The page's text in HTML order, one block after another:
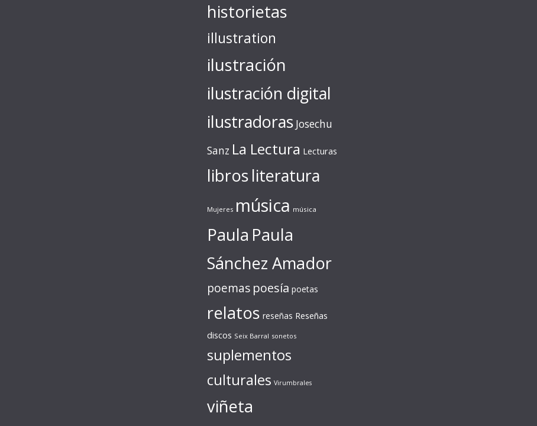
historietas
illustration
ilustración
ilustración digital
ilustradoras Josechu
Sanz La Lectura Lecturas
librosliteratura
Mujeres música música
Paula Paula
Sánchez Amador
poemas poesía poetas
relatos reseñas Reseñas
discos Seix Barral sonetos
suplementos
culturales Virumbrales
viñeta